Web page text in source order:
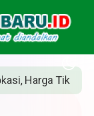
Harga Tiket, dan